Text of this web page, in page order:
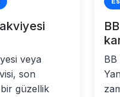
veya
son
güzellik
BB